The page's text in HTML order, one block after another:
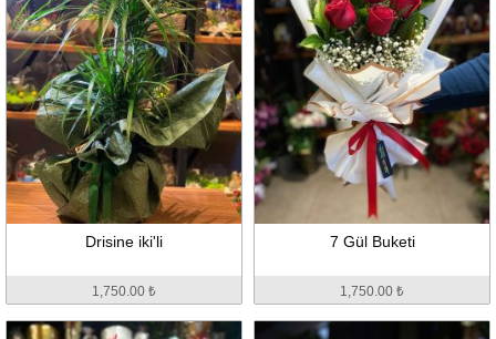
Drisine iki'li
1,750.00 ₺
7 Gül Buketi
1,750.00 ₺